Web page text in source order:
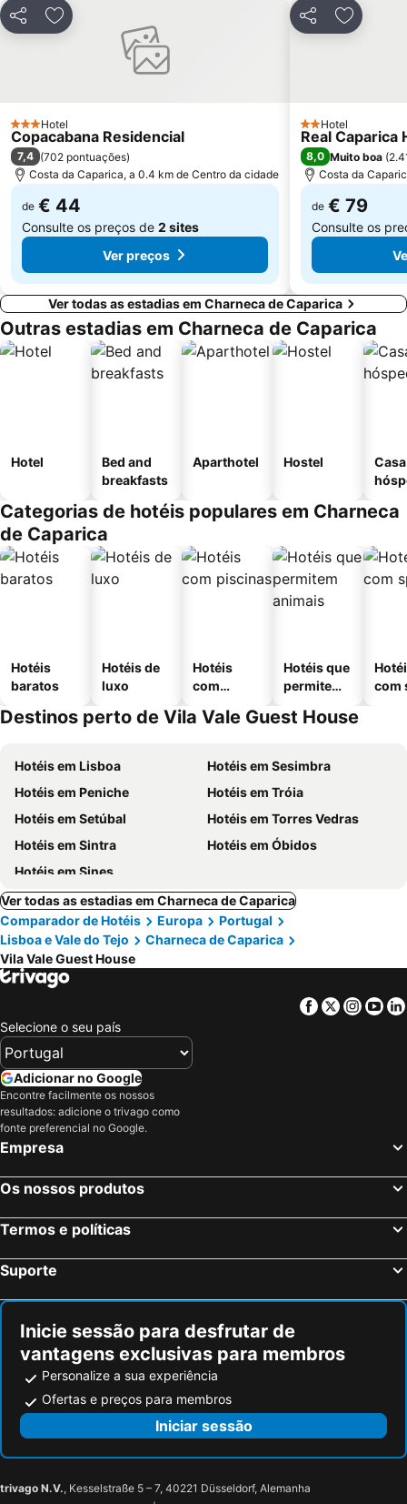
Alvalade
Praça do Rossio
Gare do Oriente
Centro Comercial Vasco da Gama
Praia da Ribeira do Cavalo
Galapinhos Beach
Praça do Comércio
Telheiras
PartilharAdicionar aos favoritos
3 Estrelas
Hotel
Copacabana Residencial
7,4 (702 pontuações)
Costa da Caparica, a 0.4 km de Centro da cidade
de € 44
Consulte os preços de 2 sites
Ver preços
Partilhar
2 Estrelas
Hotel
Real Caparica
8,0 Muito boa (
Costa da
de € 79
Consulte os
Ver todas as estadias em Charneca de Caparica
Outras estadias em Charneca de Caparica
Hotel
Bed and
breakfasts
Aparthotel Hostel
Categorias de hotéis populares em Charneca
de Caparica
Hotéis
baratos
Hotéis de
luxo
Hotéis
com
Hotéis que
permitem
com
Destinos perto de Vila Vale Guest House
Hotéis em Lisboa
Hotéis em Sesimbra
Hotéis em Peniche
Hotéis em Tróia
Hotéis em Setúbal
Hotéis em Torres Vedras
Hotéis em Sintra
Hotéis em Óbidos
Hotéis em Sines
Ver todas as estadias em Charneca de Caparica
Comparador de Hotéis
Europa
Portugal
Lisboa e Vale do Tejo
Charneca de Caparica
Vila Vale Guest House
Facebook
Twitter
Selecione o seu país
Adicionar no Google
Encontre facilmente os nossos
resultados: adicione o trivago como
fonte preferencial no Google.
Empresa
Os nossos produtos
Termos e políticas
Suporte
Inicie sessão para desfrutar de
vantagens exclusivas para membros
Personalize a sua experiência
Ofertas e preços para membros
Iniciar sessão
trivago N.V., Kesselstraße 5 – 7, 40221 Düsseldorf, Alemanha